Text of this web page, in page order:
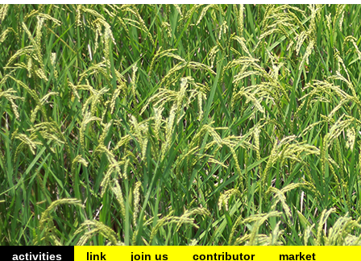
activities link join us contributor market